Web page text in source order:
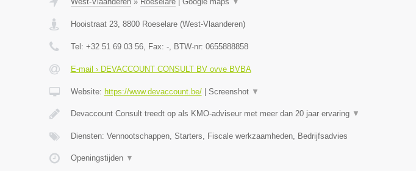
Hooistraat 23, 8800 Roeselare(West-Vlaanderen)
Tel: +32 51 69 03 56, Fax: -, BTW-nr: 0655888858
E-mail › DEVACCOUNT CONSULT BV ovve BVBA
Website: https://www.devaccount.be/| Screenshot ▼
Devaccount Consult treedt op als KMO-adviseur met meer dan 20 jaar ervaring ▼
Diensten: Vennootschappen, Starters, Fiscale werkzaamheden, Bedrijfsadvies
Openingstijden ▼